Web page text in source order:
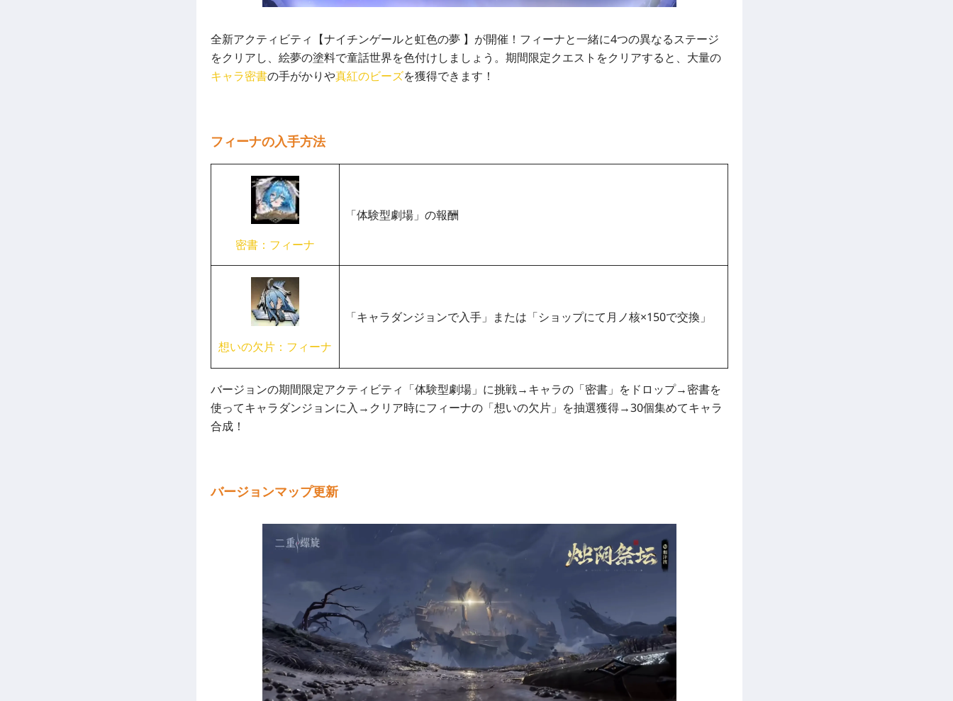
全新アクティビティ【ナイチンゲールと虹色の夢 】が開催！フィーナと一緒に4つの異なるステージ
をクリアし、絵夢の塗料で童話世界を色付けしましょう。期間限定クエストをクリアすると、大量の
キャラ密書の手がかりや真紅のビーズを獲得できます！
フィーナの入手方法
密書：フィーナ
「体験型劇場」の報酬
想いの欠片：フィーナ
「キャラダンジョンで入手」または「ショップにて月ノ核×150で交換」
バージョンの期間限定アクティビティ「体験型劇場」に挑戦→キャラの「密書」をドロップ→密書を
使ってキャラダンジョンに入→クリア時にフィーナの「想いの欠片」を抽選獲得→30個集めてキャラ
合成！
バージョンマップ更新